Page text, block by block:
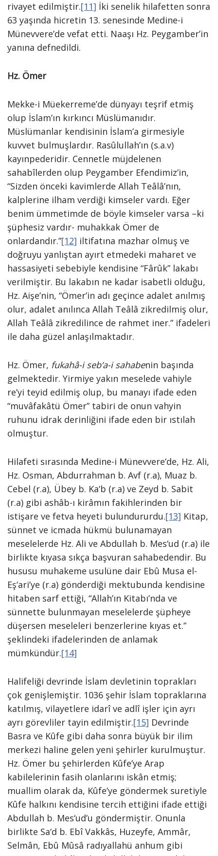
rivayet edilmiştir.[11] İki senelik hilafetten sonra
63 yaşında hicretin 13. senesinde Medine-i
Münevvere’de vefat etti. Naaşı Hz. Peygamber’in
yanına defnedildi.
Hz. Ömer
Mekke-i Müekerreme’de dünyayı teşrif etmiş
olup İslam’ın kırkıncı Müslümanıdır.
Müslümanlar kendisinin İslam’a girmesiyle
kuvvet bulmuşlardır. Rasûlullah’ın (s.a.v)
kayınpederidir. Cennetle müjdelenen
sahabîlerden olup Peygamber Efendimiz’in,
“Sizden önceki kavimlerde Allah Teâlâ’nın,
kalplerine ilham verdiği kimseler vardı. Eğer
benim ümmetimde de böyle kimseler varsa –ki
şüphesiz vardır- muhakkak Ömer de
onlardandır.”[12] iltifatına mazhar olmuş ve
doğruyu yanlıştan ayırt etmedeki maharet ve
hassasiyeti sebebiyle kendisine “Fârûk” lakabı
verilmiştir. Bu lakabın ne kadar isabetli olduğu,
Hz. Aişe’nin, “Ömer’in adı geçince adalet anılmış
olur, adalet anılınca Allah Teâlâ zikredilmiş olur,
Allah Teâlâ zikredilince de rahmet iner.” ifadeleri
ile daha güzel anlaşılmaktadır.
Hz. Ömer, fukahâ-i seb‘a-i sahabenin başında
gelmektedir. Yirmiye yakın meselede vahiyle
re’yi teyid edilmiş olup, bu manayı ifade eden
“muvâfakâtü Ömer” tabiri de onun vahyin
ruhunu idrak derinliğini ifade eden bir ıstılah
olmuştur.
Hilafeti sırasında Medine-i Münevvere’de, Hz. Ali,
Hz. Osman, Abdurrahman b. Avf (r.a), Muaz b.
Cebel (r.a), Übey b. Ka‘b (r.a) ve Zeyd b. Sabit
(r.a) gibi ashâb-ı kirâmın fakihlerinden bir
istişare ve fetva heyeti bulundururdu.[13] Kitap,
sünnet ve icmada hükmü bulunamayan
meselelerde Hz. Ali ve Abdullah b. Mes‘ud (r.a) ile
birlikte kıyasa sıkça başvuran sahabedendir. Bu
hususu muhakeme usulüne dair Ebû Musa el-
Eş‘ari’ye (r.a) gönderdiği mektubunda kendisine
hitaben sarf ettiği, “Allah’ın Kitabı’nda ve
sünnette bulunmayan meselelerde şüpheye
düşersen meseleleri benzerlerine kıyas et.”
şeklindeki ifadelerinden de anlamak
mümkündür.[14]
Halifeliği devrinde İslam devletinin toprakları
çok genişlemiştir. 1036 şehir İslam topraklarına
katılmış, vilayetlere idarî ve adlî işler için ayrı
ayrı görevliler tayin edilmiştir.[15] Devrinde
Basra ve Kûfe gibi daha sonra büyük bir ilim
merkezi haline gelen yeni şehirler kurulmuştur.
Hz. Ömer bu şehirlerden Kûfe’ye Arap
kabilelerinin fasih olanlarını iskân etmiş;
muallim olarak da, Kûfe’ye göndermek suretiyle
Kûfe halkını kendisine tercih ettiğini ifade ettiği
Abdullah b. Mes‘ud’u göndermiştir. Onunla
birlikte Sa‘d b. Ebî Vakkâs, Huzeyfe, Ammâr,
Selmân, Ebû Mûsâ radıyallahü anhum gibi